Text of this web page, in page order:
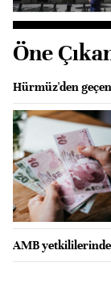
Öne
Hürmüz'den geçen
AMB